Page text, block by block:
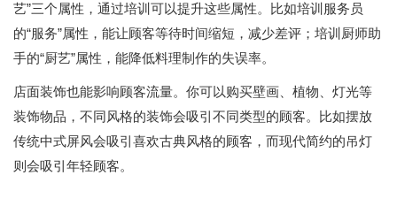
艺”三个属性，通过培训可以提升这些属性。比如培训服务员
的“服务”属性，能让顾客等待时间缩短，减少差评；培训厨师助
手的“厨艺”属性，能降低料理制作的失误率。
店面装饰也能影响顾客流量。你可以购买壁画、植物、灯光等
装饰物品，不同风格的装饰会吸引不同类型的顾客。比如摆放
传统中式屏风会吸引喜欢古典风格的顾客，而现代简约的吊灯
则会吸引年轻顾客。